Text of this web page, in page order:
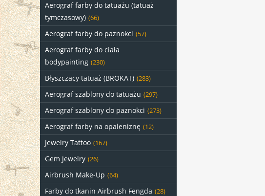
Aerograf farby do tatuażu (tatuaż
tymczasowy) (66)
Aerograf farby do paznokci (57)
Aerograf farby do ciała
bodypainting (230)
Błyszczacy tatuaż (BROKAT) (283)
Aerograf szablony do tatuażu (297)
Aerograf szablony do paznokci (273)
Aerograf farby na opaleniznę (12)
Jewelry Tattoo (167)
Gem Jewelry (26)
Airbrush Make-Up (64)
Farby do tkanin Airbrush Fengda (28)